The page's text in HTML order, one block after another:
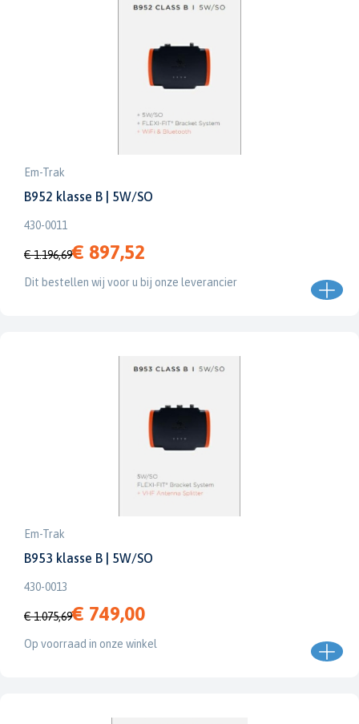
Em-Trak
B952 klasse B | 5W/SO
430-0011
€ 1.196,69€ 897,52
Dit bestellen wij voor u bij onze leverancier
Em-Trak
B953 klasse B | 5W/SO
430-0013
€ 1.075,69€ 749,00
Op voorraad in onze winkel